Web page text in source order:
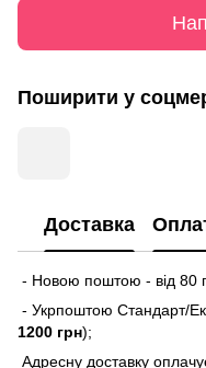
Поширити у
Доставка
- Новою поштою - від 80
- Укрпоштою Стандарт/
1200 грн);
Адресну доставку